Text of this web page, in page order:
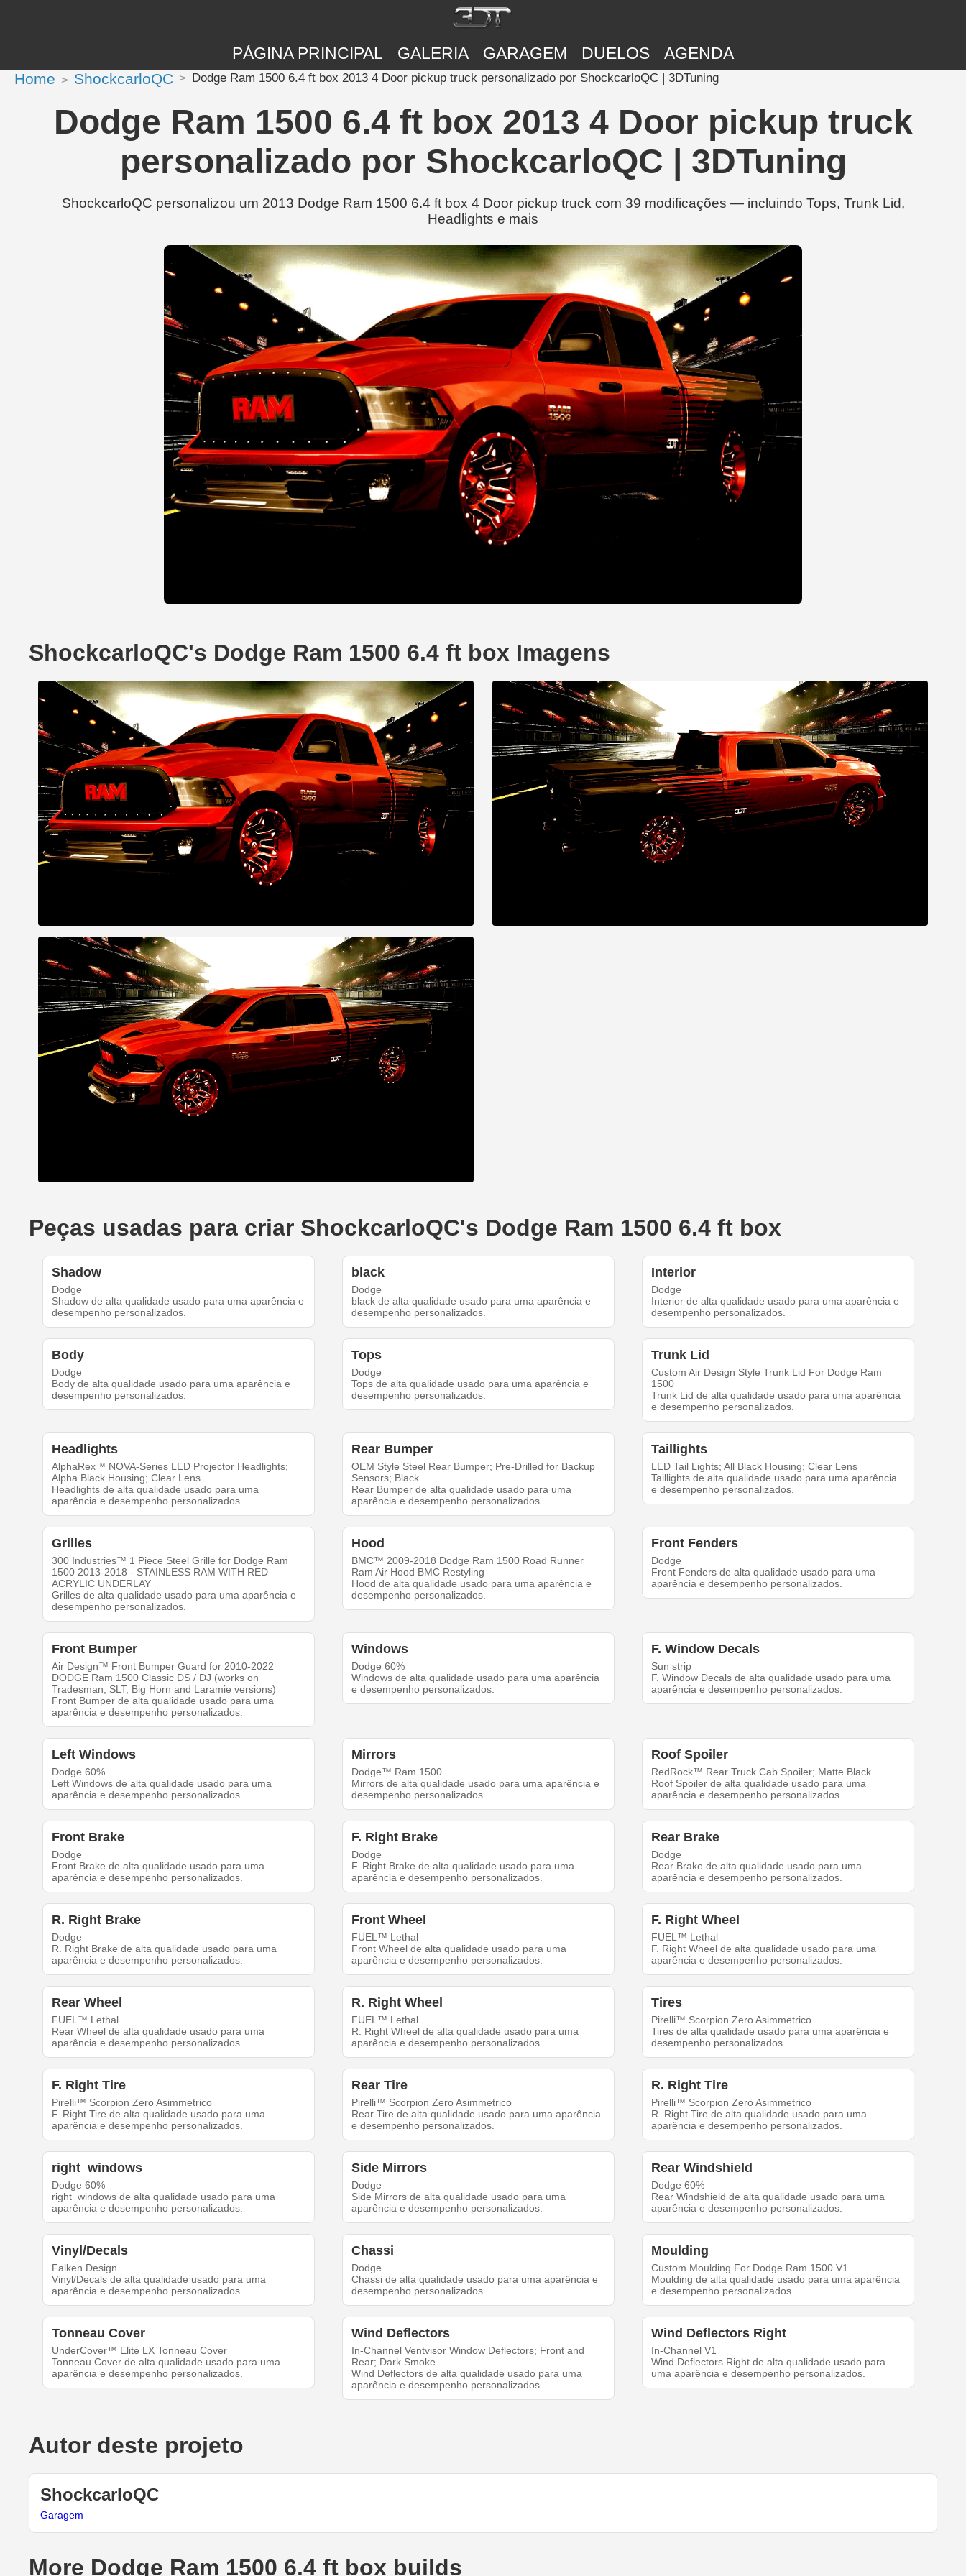
PÁGINA PRINCIPAL GALERIA GARAGEM DUELOS AGENDA
Home ShockcarloQC Dodge Ram 1500 6.4 ft box 2013 4 Door pickup truck personalizado por ShockcarloQC | 3DTuning
Dodge Ram 1500 6.4 ft box 2013 4 Door pickup truck
personalizado por ShockcarloQC | 3DTuning
ShockcarloQC personalizou um 2013 Dodge Ram 1500 6.4 ft box 4 Door pickup truck com 39 modificações — incluindo Tops, Trunk Lid,
Headlights e mais
ShockcarloQC's Dodge Ram 1500 6.4 ft box Imagens
Peças usadas para criar ShockcarloQC's Dodge Ram 1500 6.4 ft box
Shadow
Dodge
Shadow de alta qualidade usado para uma aparência e
desempenho personalizados.
black
Dodge
black de alta qualidade usado para uma aparência e
desempenho personalizados.
Interior
Dodge
Interior de alta qualidade usado para uma aparência e
desempenho personalizados.
Body
Dodge
Body de alta qualidade usado para uma aparência e
desempenho personalizados.
Tops
Dodge
Tops de alta qualidade usado para uma aparência e
desempenho personalizados.
Trunk Lid
Custom Air Design Style Trunk Lid For Dodge Ram
1500
Trunk Lid de alta qualidade usado para uma aparência
e desempenho personalizados.
Headlights
AlphaRex™ NOVA-Series LED Projector Headlights;
Alpha Black Housing; Clear Lens
Headlights de alta qualidade usado para uma
aparência e desempenho personalizados.
Rear Bumper
OEM Style Steel Rear Bumper; Pre-Drilled for Backup
Sensors; Black
Rear Bumper de alta qualidade usado para uma
aparência e desempenho personalizados.
Taillights
LED Tail Lights; All Black Housing; Clear Lens
Taillights de alta qualidade usado para uma aparência
e desempenho personalizados.
Grilles
300 Industries™ 1 Piece Steel Grille for Dodge Ram
1500 2013-2018 - STAINLESS RAM WITH RED
ACRYLIC UNDERLAY
Grilles de alta qualidade usado para uma aparência e
desempenho personalizados.
Hood
BMC™ 2009-2018 Dodge Ram 1500 Road Runner
Ram Air Hood BMC Restyling
Hood de alta qualidade usado para uma aparência e
desempenho personalizados.
Front Fenders
Dodge
Front Fenders de alta qualidade usado para uma
aparência e desempenho personalizados.
Front Bumper
Air Design™ Front Bumper Guard for 2010-2022
DODGE Ram 1500 Classic DS / DJ (works on
Tradesman, SLT, Big Horn and Laramie versions)
Front Bumper de alta qualidade usado para uma
aparência e desempenho personalizados.
Windows
Dodge 60%
Windows de alta qualidade usado para uma aparência
e desempenho personalizados.
F. Window Decals
Sun strip
F. Window Decals de alta qualidade usado para uma
aparência e desempenho personalizados.
Left Windows
Dodge 60%
Left Windows de alta qualidade usado para uma
aparência e desempenho personalizados.
Mirrors
Dodge™ Ram 1500
Mirrors de alta qualidade usado para uma aparência e
desempenho personalizados.
Roof Spoiler
RedRock™ Rear Truck Cab Spoiler; Matte Black
Roof Spoiler de alta qualidade usado para uma
aparência e desempenho personalizados.
Front Brake
Dodge
Front Brake de alta qualidade usado para uma
aparência e desempenho personalizados.
F. Right Brake
Dodge
F. Right Brake de alta qualidade usado para uma
aparência e desempenho personalizados.
Rear Brake
Dodge
Rear Brake de alta qualidade usado para uma
aparência e desempenho personalizados.
R. Right Brake
Dodge
R. Right Brake de alta qualidade usado para uma
aparência e desempenho personalizados.
Front Wheel
FUEL™ Lethal
Front Wheel de alta qualidade usado para uma
aparência e desempenho personalizados.
F. Right Wheel
FUEL™ Lethal
F. Right Wheel de alta qualidade usado para uma
aparência e desempenho personalizados.
Rear Wheel
FUEL™ Lethal
Rear Wheel de alta qualidade usado para uma
aparência e desempenho personalizados.
R. Right Wheel
FUEL™ Lethal
R. Right Wheel de alta qualidade usado para uma
aparência e desempenho personalizados.
Tires
Pirelli™ Scorpion Zero Asimmetrico
Tires de alta qualidade usado para uma aparência e
desempenho personalizados.
F. Right Tire
Pirelli™ Scorpion Zero Asimmetrico
F. Right Tire de alta qualidade usado para uma
aparência e desempenho personalizados.
Rear Tire
Pirelli™ Scorpion Zero Asimmetrico
Rear Tire de alta qualidade usado para uma aparência
e desempenho personalizados.
R. Right Tire
Pirelli™ Scorpion Zero Asimmetrico
R. Right Tire de alta qualidade usado para uma
aparência e desempenho personalizados.
right_windows
Dodge 60%
right_windows de alta qualidade usado para uma
aparência e desempenho personalizados.
Side Mirrors
Dodge
Side Mirrors de alta qualidade usado para uma
aparência e desempenho personalizados.
Rear Windshield
Dodge 60%
Rear Windshield de alta qualidade usado para uma
aparência e desempenho personalizados.
Vinyl/Decals
Falken Design
Vinyl/Decals de alta qualidade usado para uma
aparência e desempenho personalizados.
Chassi
Dodge
Chassi de alta qualidade usado para uma aparência e
desempenho personalizados.
Moulding
Custom Moulding For Dodge Ram 1500 V1
Moulding de alta qualidade usado para uma aparência
e desempenho personalizados.
Tonneau Cover
UnderCover™ Elite LX Tonneau Cover
Tonneau Cover de alta qualidade usado para uma
aparência e desempenho personalizados.
Wind Deflectors
In-Channel Ventvisor Window Deflectors; Front and
Rear; Dark Smoke
Wind Deflectors de alta qualidade usado para uma
aparência e desempenho personalizados.
Wind Deflectors Right
In-Channel V1
Wind Deflectors Right de alta qualidade usado para
uma aparência e desempenho personalizados.
Autor deste projeto
ShockcarloQC
Garagem
More Dodge Ram 1500 6.4 ft box builds